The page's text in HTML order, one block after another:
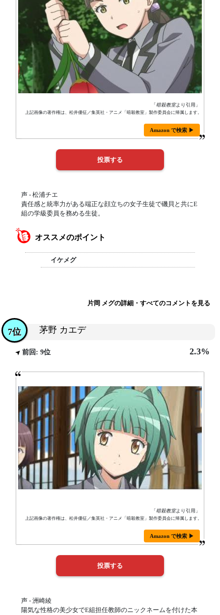
「暗殺教室より引用」
上記画像の著作権は、松井優征／集英社・アニメ「暗殺教室」製作委員会に帰属します。
Amazon で検索 ▶
声 - 松浦チエ
責任感と統率力がある端正な顔立ちの女子生徒で磯貝と共にE
組の学級委員を務める生徒。
オススメのポイント
イケメグ
片岡 メグの詳細・すべてのコメントを見る
茅野 カエデ
7位
前回: 9位 2.3%
「暗殺教室より引用」
上記画像の著作権は、松井優征／集英社・アニメ「暗殺教室」製作委員会に帰属します。
Amazon で検索 ▶
声 - 洲崎綾
陽気な性格の美少女でE組担任教師のニックネームを付けた本